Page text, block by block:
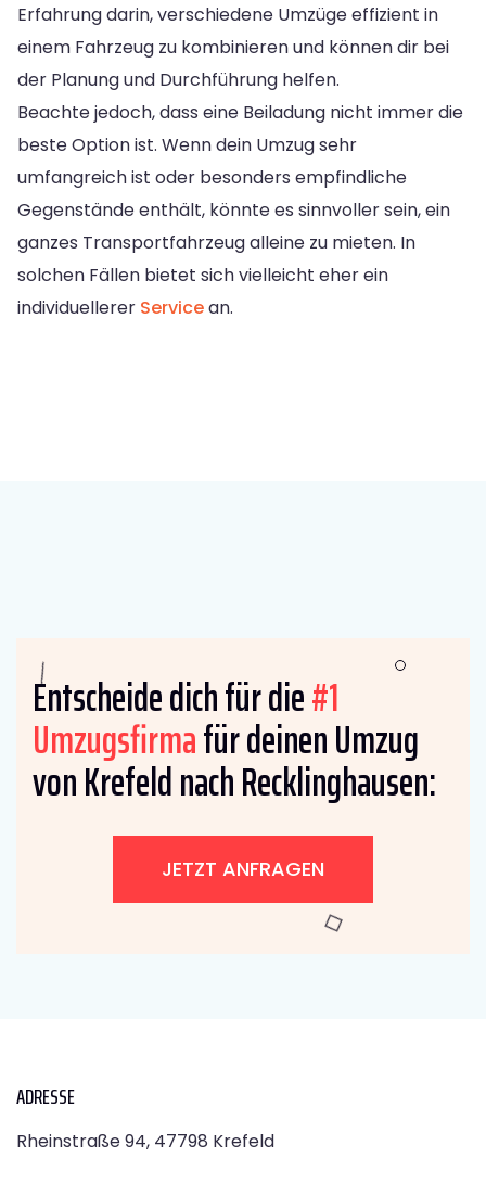
Erfahrung darin, verschiedene Umzüge effizient in
einem Fahrzeug zu kombinieren und können dir bei
der Planung und Durchführung helfen.
Beachte jedoch, dass eine Beiladung nicht immer die
beste Option ist. Wenn dein Umzug sehr
umfangreich ist oder besonders empfindliche
Gegenstände enthält, könnte es sinnvoller sein, ein
ganzes Transportfahrzeug alleine zu mieten. In
solchen Fällen bietet sich vielleicht eher ein
individuellerer Servicean.
Entscheide dich für die#1
Umzugsfirmafür deinen Umzug
von Krefeld nach Recklinghausen:
JETZT ANFRAGEN
ADRESSE
Rheinstraße 94, 47798 Krefeld